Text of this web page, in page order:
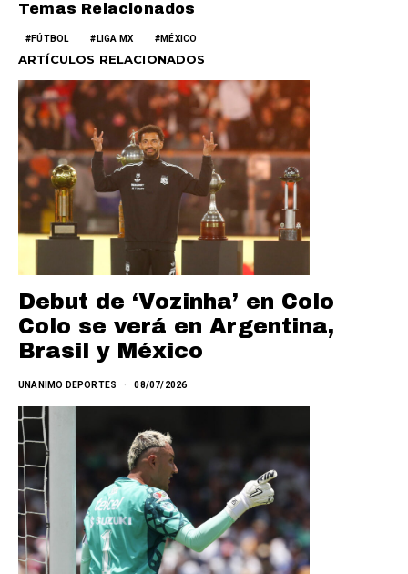
Temas Relacionados
FÚTBOL LIGA MX MÉXICO
ARTÍCULOS RELACIONADOS
Debut de ‘Vozinha’ en Colo
Colo se verá en Argentina,
Brasil y México
UNANIMO DEPORTES 08/07/2026